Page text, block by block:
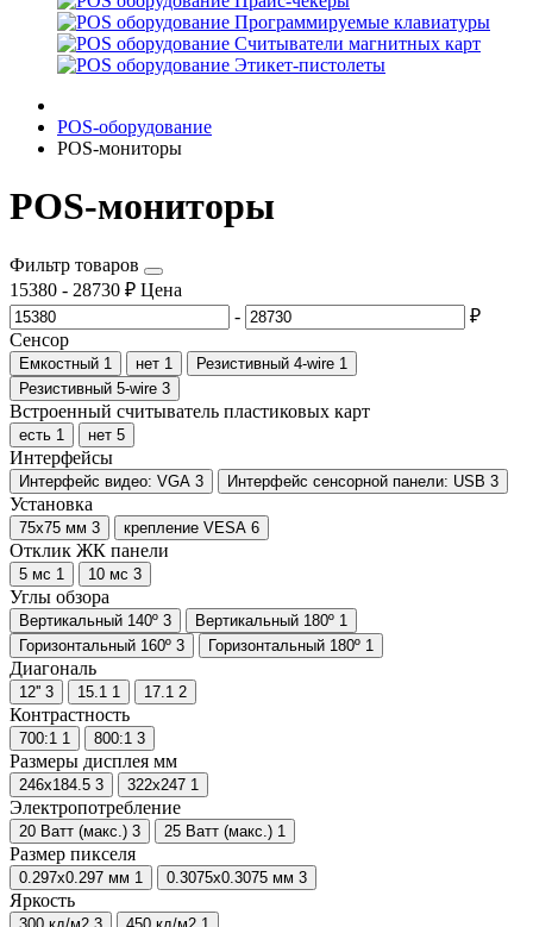
Программируемые клавиатуры
Считыватели магнитных карт
Этикет-пистолеты
POS-оборудование
POS-мониторы
POS-мониторы
Фильтр товаров
15380 - 28730 ₽ Цена
-
₽
Сенсор
Емкостный 1 нет 1 Резистивный 4-wire 1
Резистивный 5-wire 3
Встроенный считыватель пластиковых карт
есть 1 нет 5
Интерфейсы
Интерфейс видео: VGA 3 Интерфейс сенсорной панели: USB 3
Установка
75х75 мм 3 крепление VESA 6
Отклик ЖК панели
5 мс 1 10 мс 3
Углы обзора
Вертикальный 140º 3 Вертикальный 180º 1
Горизонтальный 160º 3 Горизонтальный 180º 1
Диагональ
12'' 3 15.1 1 17.1 2
Контрастность
700:1 1 800:1 3
Размеры дисплея мм
246х184.5 3 322х247 1
Электропотребление
20 Ватт (макс.) 3 25 Ватт (макс.) 1
Размер пикселя
0.297х0.297 мм 1 0.3075х0.3075 мм 3
Яркость